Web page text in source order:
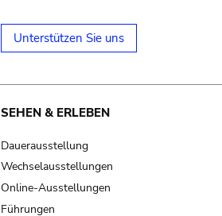
Unterstützen Sie uns
SEHEN & ERLEBEN
Dauerausstellung
Wechselausstellungen
Online-Ausstellungen
Führungen